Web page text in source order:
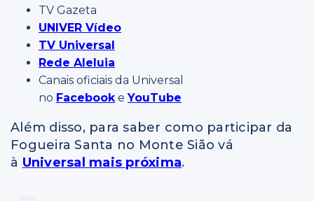
TV Gazeta
UNIVER Vídeo
TV Universal
Rede Aleluia
Canais oficiais da Universal
no Facebook eYouTube
Além disso, para saber como participar da
Fogueira Santa no Monte Sião vá
à Universal mais próxima.